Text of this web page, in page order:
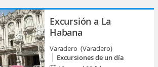
Excursión a La
Habana
Varadero (Varadero)
Excursiones de un día